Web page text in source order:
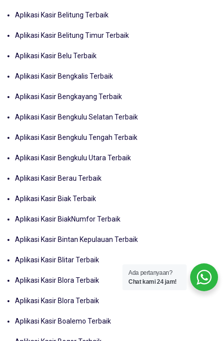
Aplikasi Kasir Belitung Terbaik
Aplikasi Kasir Belitung Timur Terbaik
Aplikasi Kasir Belu Terbaik
Aplikasi Kasir Bengkalis Terbaik
Aplikasi Kasir Bengkayang Terbaik
Aplikasi Kasir Bengkulu Selatan Terbaik
Aplikasi Kasir Bengkulu Tengah Terbaik
Aplikasi Kasir Bengkulu Utara Terbaik
Aplikasi Kasir Berau Terbaik
Aplikasi Kasir Biak Terbaik
Aplikasi Kasir BiakNumfor Terbaik
Aplikasi Kasir Bintan Kepulauan Terbaik
Aplikasi Kasir Blitar Terbaik
Aplikasi Kasir Blora Terbaik
Aplikasi Kasir Blora Terbaik
Aplikasi Kasir Boalemo Terbaik
Ada pertanyaan?
Chat kami 24 jam!